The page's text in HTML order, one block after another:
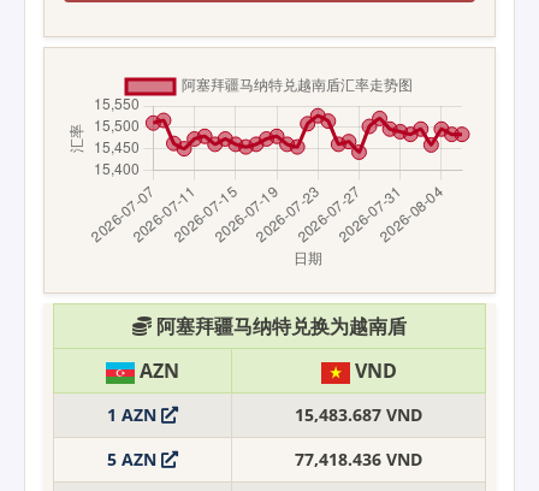
阿塞拜疆马纳特兑换为越南盾
AZN
VND
1 AZN
15,483.687 VND
5 AZN
77,418.436 VND